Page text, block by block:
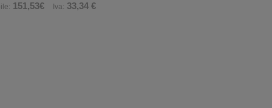
151,53€ Iva: 33,34 €